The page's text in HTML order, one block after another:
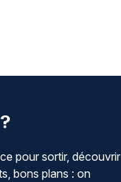
pour sortir, découvrir
bons plans : on